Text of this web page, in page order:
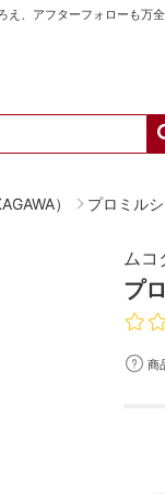
、アフターフォローも万全
） プロミル
ムコ
プ
商